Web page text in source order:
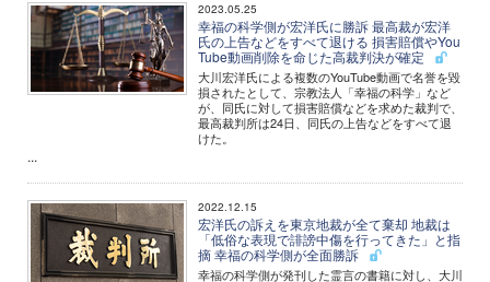
2023.05.25
幸福の科学側が宏洋氏に勝訴 最高裁が宏洋
氏の上告などをすべて退ける 損害賠償やYou
Tube動画削除を命じた高裁判決が確定
大川宏洋氏による複数のYouTube動画で名誉を毀
損されたとして、宗教法人「幸福の科学」など
が、同氏に対して損害賠償などを求めた裁判で、
最高裁判所は24日、同氏の上告などをすべて退
けた。
...
2022.12.15
宏洋氏の訴えを東京地裁が全て棄却 地裁は
「低俗な表現で誹謗中傷を行ってきた」と指
摘 幸福の科学側が全面勝訴
幸福の科学側が発刊した霊言の書籍に対し、大川